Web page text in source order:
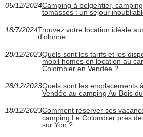
05/12/2024Camping à belgentier,
tomasses : un séjour
18/7/2024Trouvez votre location idéale
d'olonne
28/12/2023Quels sont les tarifs et les
mobil homes en location au
Colombier en Vendée ?
28/12/2023Quels sont les emplacements
Vendée au camping Au Bois
18/12/2023Comment réserver ses
camping Le Colombier près
sur Yon ?